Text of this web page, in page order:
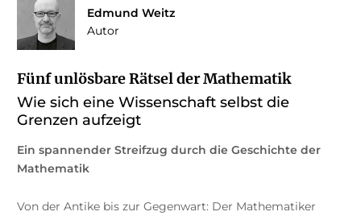
Edmund Weitz
Autor
Fünf unlösbare Rätsel der Mathematik
Wie sich eine Wissenschaft selbst die
Grenzen aufzeigt
Ein spannender Streifzug durch die Geschichte der
Mathematik
Von der Antike bis zur Gegenwart: Der Mathematiker